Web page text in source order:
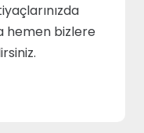
hemen bizlere